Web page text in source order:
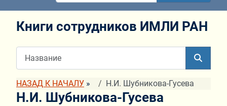
Книги сотрудников ИМЛИ РАН
НАЗАД К НАЧАЛУ » Н.И. Шубникова-Гусева
Н.И. Шубникова-Гусева